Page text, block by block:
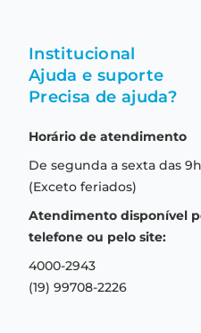
Institucional
Fale conosco
Formas de pagamento
Aviso de privacidade
Termos e condições de uso
Ajuda e suporte
Garantia
Troca e devolução
Central de relacionamento
Precisa de ajuda?
Horário de atendimento
De segunda a sexta das 9h
(Exceto feriados)
Atendimento disponível
telefone ou pelo site:
4000-2943
(19) 99708-2226